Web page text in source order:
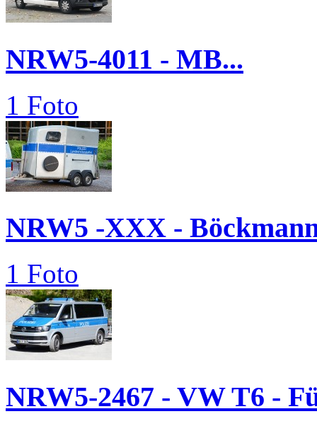
NRW5-4011 - MB...
1 Foto
NRW5 -XXX -
1 Foto
NRW5-2467 - VW T6 -